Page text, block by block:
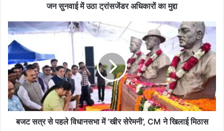
जन सुनवाई में उठा ट्रांसजेंडर अधिकारों का मुद्दा
बजट
सत्र
से
पहले
विधानसभा
में
‘खीर
सेरेमनी’,
CM
बजट सत्र से पहले विधानसभा में ‘खीर सेरेमनी’, CM ने खिलाई मिठास